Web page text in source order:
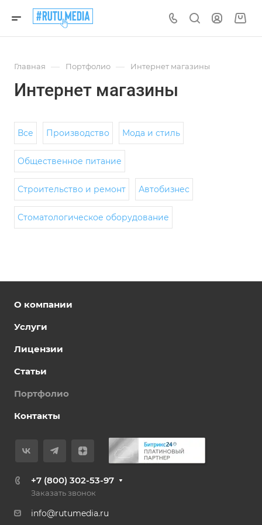
Главная — Портфолио — Интернет магазины
Интернет магазины
Все Производство Мода и стиль
Общественное питание
Строительство и ремонт Автобизнес
Стоматологическое оборудование
О компании
Услуги
Лицензии
Статьи
Портфолио
Контакты
+7 (800) 302-53-97
Заказать звонок
info@rutumedia.ru